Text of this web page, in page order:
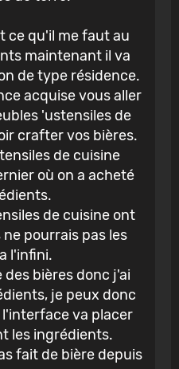
ce qu'il me faut au
maintenant il va
de type résidence.
acquise vous aller
'ustensiles de
crafter vos bières.
de cuisine
où on a acheté
de cuisine ont
pourrais pas les
l'infini.
des bières donc j'ai
je peux donc
va placer
les ingrédients.
fait de bière depuis